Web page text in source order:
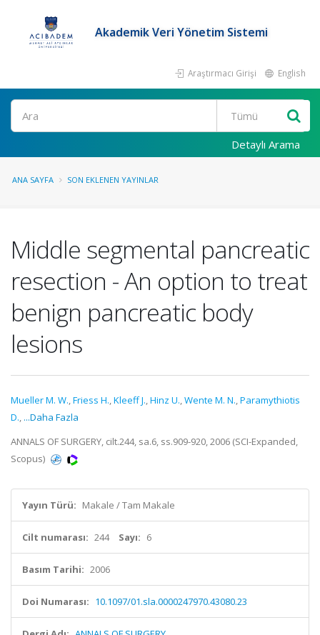
Akademik Veri Yönetim Sistemi
Araştırmacı Girişi English
Ara
Detaylı Arama
ANA SAYFA SON EKLENEN YAYINLAR
Middle segmental pancreatic
resection - An option to treat
benign pancreatic body
lesions
Mueller M. W.,Friess H.,Kleeff J.,Hinz U.,Wente M. N.,Paramythiotis
D., ...Daha Fazla
ANNALS OF SURGERY, cilt.244, sa.6, ss.909-920, 2006 (SCI-Expanded,
Scopus)
Yayın Türü: Makale / Tam Makale
Cilt numarası: 244 Sayı: 6
Basım Tarihi: 2006
Doi Numarası: 10.1097/01.sla.0000247970.43080.23